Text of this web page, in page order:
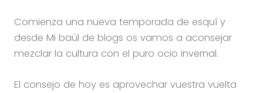
Comienza una nueva temporada de esquí y
desde Mi baúl de blogs os vamos a aconsejar
mezclar la cultura con el puro ocio invernal.
El consejo de hoy es aprovechar vuestra vuelta